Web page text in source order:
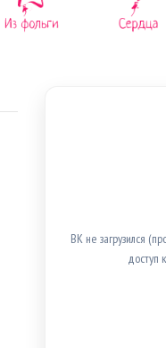
ВК не загрузился
доступ